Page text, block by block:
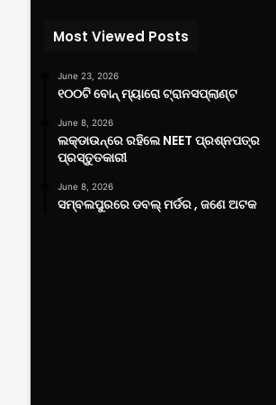
Most Viewed Posts
June 23, 2026
୧୦୦ଟି ବୋନ୍ ମ୍ୟାରୋ ଟ୍ରାନସପ୍ଲାଣ୍ଟ
June 8, 2026
ଲକ୍‌ଡାଉନ୍‌ରେ ରହିଲେ NEET ପ୍ରଶ୍ନପତ୍ର
ପ୍ରସ୍ତୁତକାରୀ
June 8, 2026
ସମ୍ବଲପୁରରେ ଡବଲ୍ ମର୍ଡର , ଜଣେ ଅଟକ